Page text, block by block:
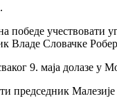
учествовати
Владе Словачке
9. маја долазе
председник